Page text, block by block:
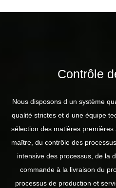
Contrôle
Nous disposons d un système
qualité strictes et d une équipe
sélection des matières
maître, du contrôle des
intensive des processus, de la
commande à la livraison du
processus de production et